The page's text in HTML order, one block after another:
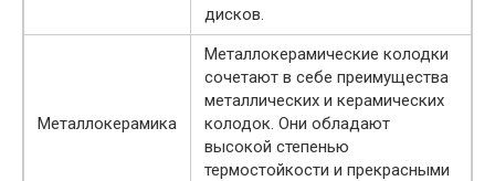
дисков.
Металлокерамика
Металлокерамические колодки
сочетают в себе преимущества
металлических и керамических
колодок. Они обладают
высокой степенью
термостойкости и прекрасными